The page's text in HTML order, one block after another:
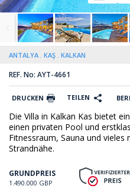
ANTALYA KAŞ KALKAN
REF. No: AYT-4661
DRUCKEN TEILEN
Die Villa in Kalkan Kas bietet
einen privaten Pool und
Fitnessraum, Sauna und vieles
Strandnähe.
GRUNDPREIS
1.490.000 GBP